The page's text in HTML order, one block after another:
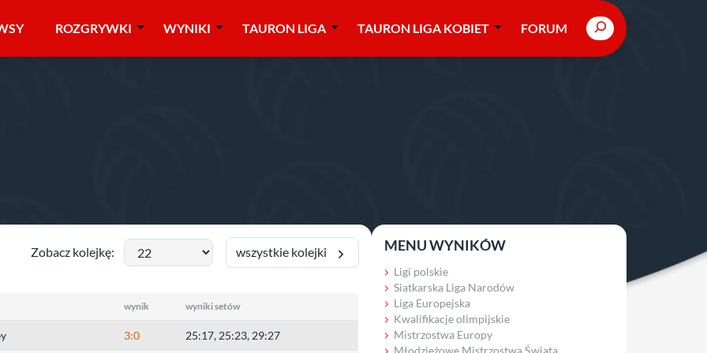
ROZGRYWKI WYNIKI TAURON LIGA TAURON LIGA KOBIET FORUM Search
Zobacz kolejkę: wszystkie kolejki
wynik wyniki setów
3:0 25:17, 25:23, 29:27
MENU WYNIKÓW
Ligi polskie
Siatkarska Liga Narodów
Liga Europejska
Kwalifikacje olimpijskie
Mistrzostwa Europy